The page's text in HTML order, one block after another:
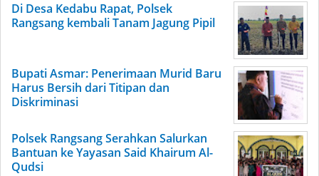
Di Desa Kedabu Rapat, Polsek
Rangsang kembali Tanam Jagung Pipil
Bupati Asmar: Penerimaan Murid Baru
Harus Bersih dari Titipan dan
Diskriminasi
Polsek Rangsang Serahkan Salurkan
Bantuan ke Yayasan Said Khairum Al-
Qudsi